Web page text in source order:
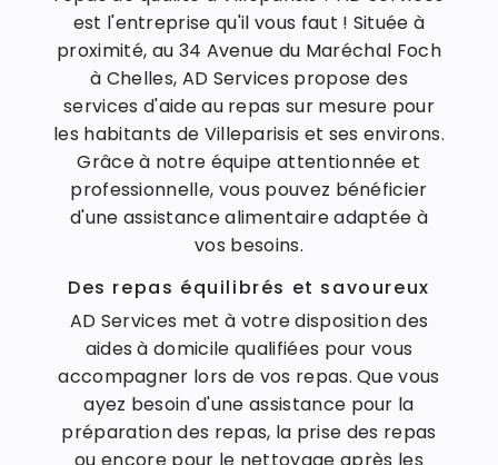
est l'entreprise qu'il vous faut ! Située à
proximité, au 34 Avenue du Maréchal Foch
à Chelles, AD Services propose des
services d'aide au repas sur mesure pour
les habitants de Villeparisis et ses environs.
Grâce à notre équipe attentionnée et
professionnelle, vous pouvez bénéficier
d'une assistance alimentaire adaptée à
vos besoins.
Des repas équilibrés et savoureux
AD Services met à votre disposition des
aides à domicile qualifiées pour vous
accompagner lors de vos repas. Que vous
ayez besoin d'une assistance pour la
préparation des repas, la prise des repas